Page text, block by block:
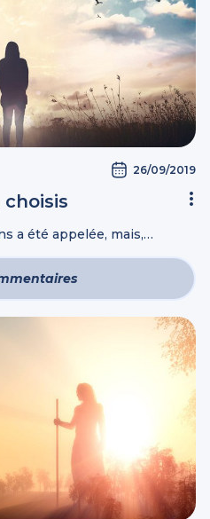
26/09/2019
a été appelée, mais,
n'a pas eu la révélation du
il ...